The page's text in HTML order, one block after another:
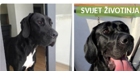
SVIJET ŽIVOTINJA